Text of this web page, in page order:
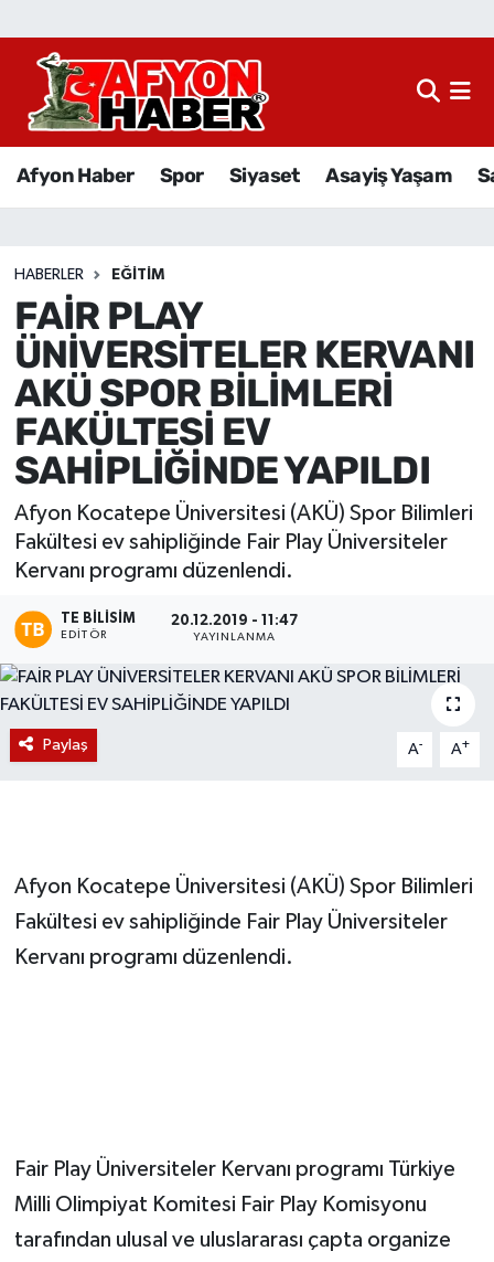
Afyon Haber Spor Siyaset Asayiş Yaşam
HABERLER EĞITIM
FAİR PLAY
ÜNİVERSİTELER KERVANI
AKÜ SPOR BİLİMLERİ
FAKÜLTESİ EV
SAHİPLİĞİNDE YAPILDI
Afyon Kocatepe Üniversitesi (AKÜ) Spor Bilimleri
Fakültesi ev sahipliğinde Fair Play Üniversiteler
Kervanı programı düzenlendi.
TE BILISIM
EDITÖR
20.12.2019 - 11:47
YAYINLANMA
Paylaş A- A+
Afyon Kocatepe Üniversitesi (AKÜ) Spor Bilimleri
Fakültesi ev sahipliğinde Fair Play Üniversiteler
Kervanı programı düzenlendi.
Fair Play Üniversiteler Kervanı programı Türkiye
Milli Olimpiyat Komitesi Fair Play Komisyonu
tarafından ulusal ve uluslararası çapta organize
Afyon Haber
Sağlık
Eğitim
Sivil Toplum
Ekonomi
Magazin